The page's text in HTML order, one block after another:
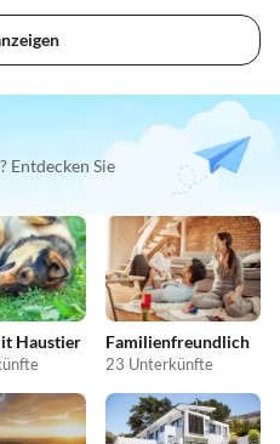
Entdecken Sie
Haustier Familienfreundlich
23 Unterkünfte